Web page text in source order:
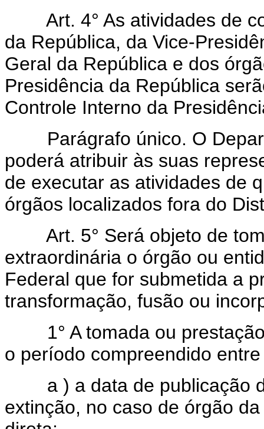
Art. 4° As atividades de
da República, da Vice-
Geral da República e dos
Presidência da República
Controle Interno da
Parágrafo único. O
poderá atribuir às suas
de executar as atividades de
órgãos localizados fora do
Art. 5° Será objeto de
extraordinária o órgão ou
Federal que for submetida a
transformação, fusão ou
1° A tomada ou prestação
o período compreendido
a ) a data de publicação
extinção, no caso de órgão